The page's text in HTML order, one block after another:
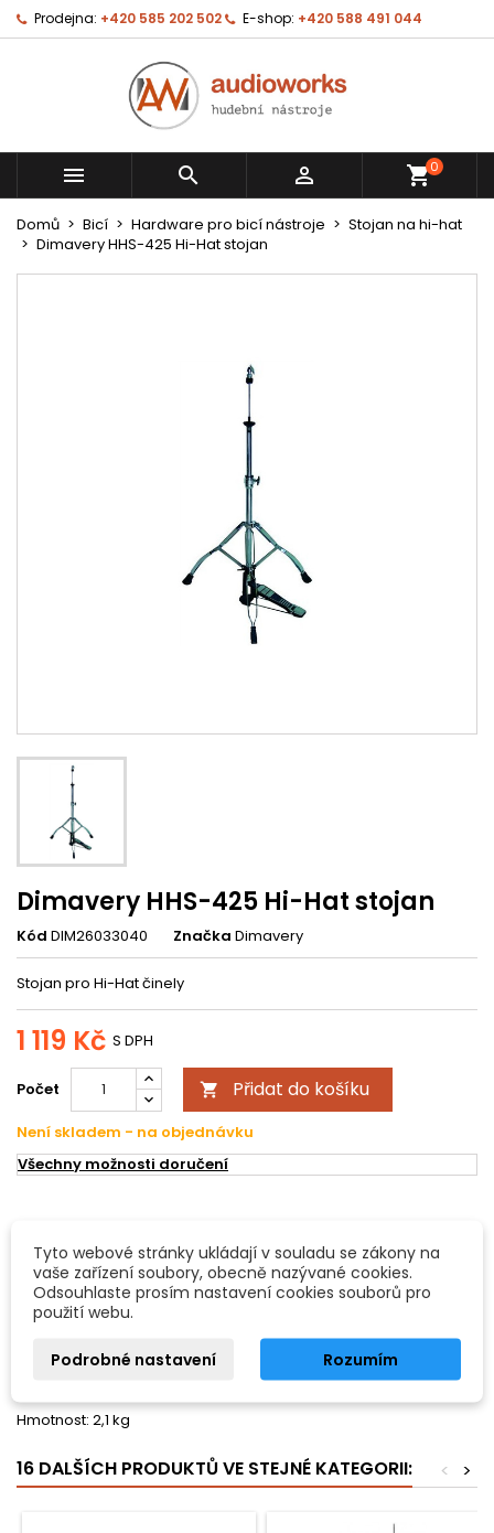
Prodejna: +420 585 202 502 E-shop: +420 588 491 044
   shopping_cart0
Domů Bicí Hardware pro bicí nástroje
Stojan na hi-hat
Dimavery HHS-425 Hi-Hat stojan
Dimavery HHS-425 Hi-Hat stojan
Kód DIM26033040 Značka Dimavery
Stojan pro Hi-Hat činely
1 119 Kč S DPH
Počet  Přidat do košíku
Není skladem - na objednávku
Všechny možnosti doručení
Dimavery HHS-425 Hi-Hat stojan
Dvojitě vyztužený hardware. S křídlovými šrouby pro ultra
sevření. Nastavitelná vysoce kvalitní silná pružina. Odtlumená
Hmotnost: 2,1 kg
16 DALŠÍCH PRODUKTŮ VE STEJNÉ KATEGORII: >
<
Tyto webové stránky ukládají v souladu se zákony na
vaše zařízení soubory, obecně nazývané cookies.
Odsouhlaste prosím nastavení cookies souborů pro
použití webu.
Podrobné nastavení Rozumím